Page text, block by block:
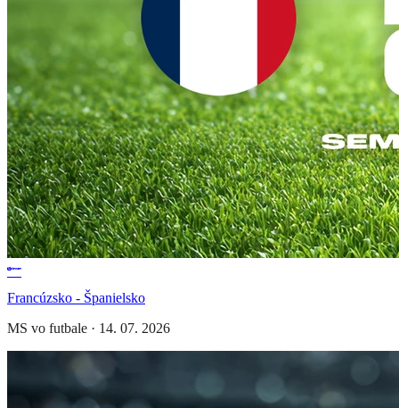
Francúzsko - Španielsko
MS vo futbale · 14. 07. 2026